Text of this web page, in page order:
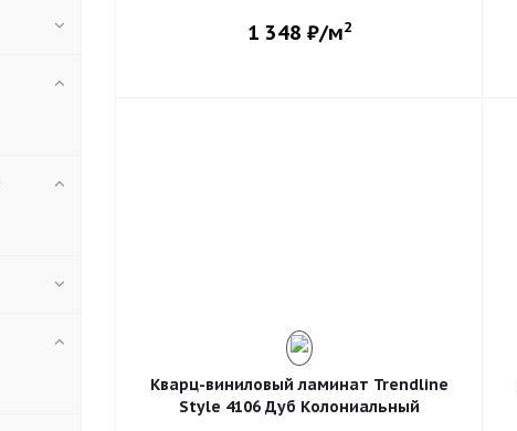
1 348 ₽/м2
Кварц-виниловый ламинат Trendline
Style 4106 Дуб Колониальный